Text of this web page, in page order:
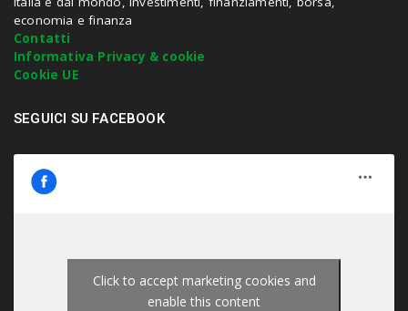
n
t
e
r
.
economia e finanza
Contatti
Informativa Privacy & cookie
Cookie UE
SEGUICI SU FACEBOOK
Click to accept marketing cookies and
enable this content